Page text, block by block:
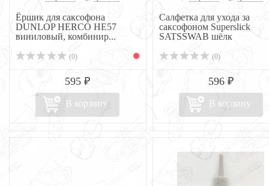
Ёршик для саксофона
DUNLOP HERCO НЕ57
виниловый, комбинир...
(0)
595 ₽
В корзину
Салфетка для ухода за
саксофоном Superslick
SATSSWAB шёлк
(0)
596 ₽
В корзину